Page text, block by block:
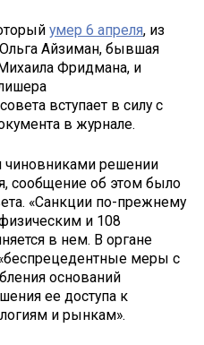
умер 6 апреля, из
Айзиман, бывшая
Фридмана, и
вступает в силу с
в журнале.
решении
сообщение об этом было
«Санкции по-прежнему
и 108
в нем. В органе
меры с
оснований
ее доступа к
и рынкам».